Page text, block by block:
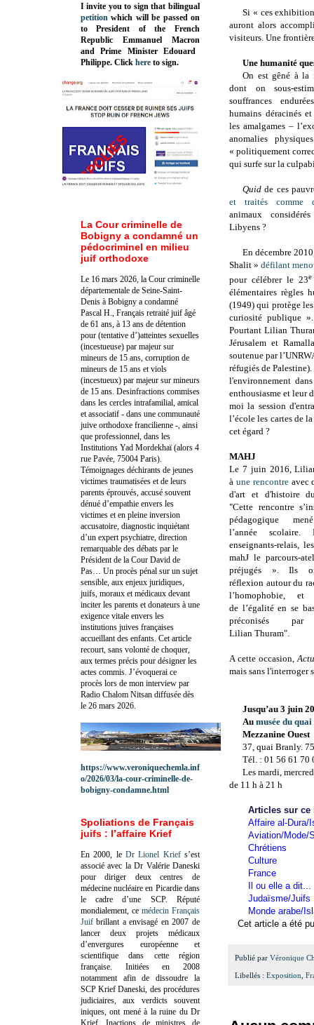
Si « ces
auront alors
visiteurs. Une
Une humanité
On est gêné à la
dont on sous-
souffrances
humains déracinés
les amalgames –
anomalies
« politiquement
qui surfe sur la
Quidde ces
et traités comme
animaux
Libyens ?
En décembre
Shalit » défilant
pour célébrer le 23e
élémentaires règles
(1949) qui protège
curiosité publique
Pourtant Lilian
Jérusalem et
soutenue par
réfugiés de
l'environnement
enthousiasme et leur
moi la session
l’école les cartes de
cet égard ?
MAHJ
Le 7 juin 2016,
à une rencontreavec
d'art et d'histoire
"Cette rencontre
pédagogique
l’année scolaire.
enseignants-relais,
mahJ le parcours-
préjugés ». Ils
réflexion autour du
l’homophobie, et
de l’égalité en se
préconisés
Lilian Thuram".
A cette occasion,
mais sans l'interroger
Jusqu’au 3 juin
Au musée du
Mezzanine Ouest
37, quai Branly.
Tél. : 01 56 61 70
Les mardi,
de 11 h à 21 h
Articles sur ce
Affaire al-Dura/
Aviation/Mode/
Chrétiens
Culture
France
Il ou elle a dit...
Judaïsme/Juifs
Monde arabe/
Cet article a été
Publié par Véronique
Libellés : Exposition
I invite you to sign that bilingual
petition which will be passed on
to President of the French
Republic Emmanuel Macron
and Prime MinisterEdouard
Philippe. Click here to sign.
La Cour criminelle de
Bobigny a condamné un
pédocriminel en milieu
juif orthodoxe
Le 16 mars 2026, la Cour criminelle
départementale de Seine-Saint-
Denis à Bobigny a condamné
Pascal H., Français retraité juif âgé
de 61 ans, à 13 ans de détention
pour (tentative d’)atteintes sexuelles
(incestueuse) par majeur sur
mineurs de 15 ans, corruption de
mineurs de 15 ans et viols
(incestueux) par majeur sur mineurs
de 15 ans. Desinfractions commises
dans les cercles intrafamilial, amical
et associatif - dans une communauté
juive orthodoxe francilienne -, ainsi
que professionnel, dans les
Institutions Yad Mordekhaï (alors 4
rue Pavée, 75004 Paris).
Témoignages déchirants de jeunes
victimes traumatisées et de leurs
parents éprouvés, accusé souvent
dénué d’empathie envers les
victimes et en pleine inversion
accusatoire, diagnostic inquiétant
d’un expert psychiatre, direction
remarquable des débats par le
Président de la Cour David de
Pas… Un procès pénal sur un sujet
sensible, aux enjeux juridiques,
juifs, moraux et médicaux devant
inciter les parents et donateurs à une
exigence vitale envers les
institutions juives françaises
accueillant des enfants. Cet article
recourt, sans volonté de choquer,
aux termes précis pour désigner les
actes commis. J’évoquerai ce
procès lors de mon interview par
Radio Chalom Nitsan diffusée dès
le 26 mars 2026.
https://www.veroniquechemla.inf
o/2026/03/la-cour-criminelle-de-
bobigny-condamne.html
Spoliations de Français
juifs : l’affaire Krief
En 2000, le Dr Lionel Kriefs’est
associé avec la Dr Valérie Daneski
pour diriger deux centres de
médecine nucléaire en Picardie dans
le cadre d’une SCP. Réputé
mondialement, ce médecin Français
Juif brillant a envisagé en 2007 de
lancer deux projets médicaux
d’envergures européenne et
scientifique dans cette région
française. Initiées en 2008
notamment afin de dissoudre la
SCP Krief Daneski, des procédures
judiciaires, aux verdicts souvent
iniques, ont mené à la ruine du Dr
Krief.Inactions de ministres de